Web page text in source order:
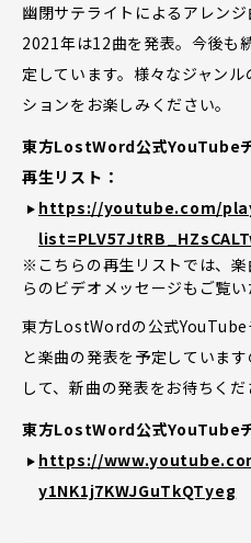
幽閉サテライトによるアレンジ
2021年は12曲を発表。今後も
定しています。様々なジャン
ションをお楽しみください。
東方LostWord公式YouTube
再生リスト：
https://youtube.com/
※こちらの再生リストでは、
らのビデオメッセージもご覧い
東方LostWordの公式YouTube
と楽曲の発表を予定していま
して、新曲の発表をお待ちくだ
東方LostWord公式YouTube
https://
y1NK1j7KWJGuTkQTyeg